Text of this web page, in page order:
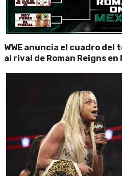
WWE anuncia el cuadro
al rival de Roman Reigns en